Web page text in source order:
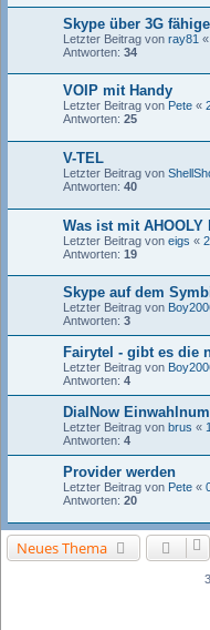
Skype über 3G
Letzter Beitrag von ray81 «
Antworten: 34
VOIP mit Handy
Letzter Beitrag von Pete «
Antworten: 25
V-TEL
Letzter Beitrag von
Antworten: 40
Was ist mit AHOOLY
Letzter Beitrag von eigs «
Antworten: 19
Skype auf dem
Letzter Beitrag von
Antworten: 3
Fairytel - gibt es die
Letzter Beitrag von
Antworten: 4
DialNow
Letzter Beitrag von brus «
Antworten: 4
Provider werden
Letzter Beitrag von Pete «
Antworten: 20
Neues Thema